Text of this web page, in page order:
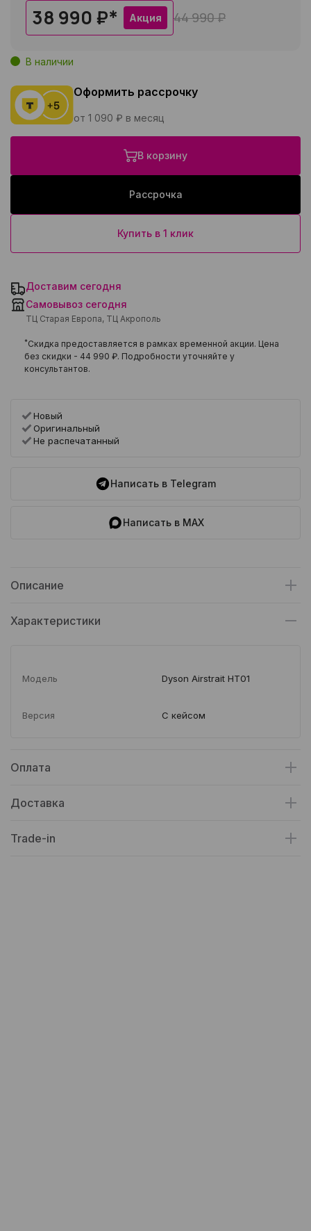
38 990 ₽* Акция 44 990 ₽
В наличии
Оформить рассрочку
от 1 090 ₽ в месяц
В корзину
Рассрочка
Купить в 1 клик
Доставим сегодня
Самовывоз сегодня
ТЦ Старая Европа, ТЦ Акрополь
*Скидка предоставляется в рамках временной акции. Цена
без скидки - 44 990 ₽. Подробности уточняйте у
консультантов.
Новый
Оригинальный
Не распечатанный
Написать в Telegram
Написать в MAX
Описание
Характеристики
Модель Dyson Airstrait HT01
Версия С кейсом
Оплата
Доставка
Trade-in